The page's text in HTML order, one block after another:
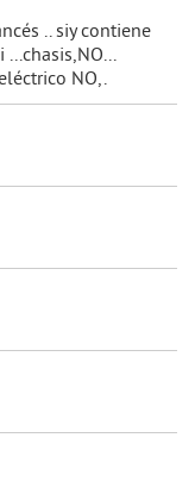
.. siy contiene
NO,.